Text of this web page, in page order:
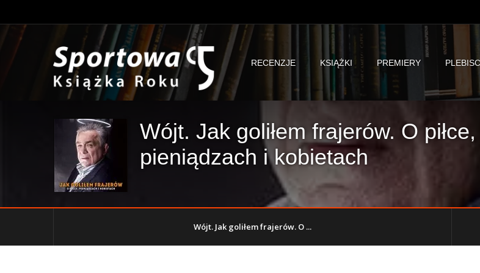
RECENZJE KSIĄŻKI PREMIERY
Wójt. Jak goliłem frajerów. O piłce,
pieniądzach i kobietach
Wójt. Jak goliłem frajerów. O ...